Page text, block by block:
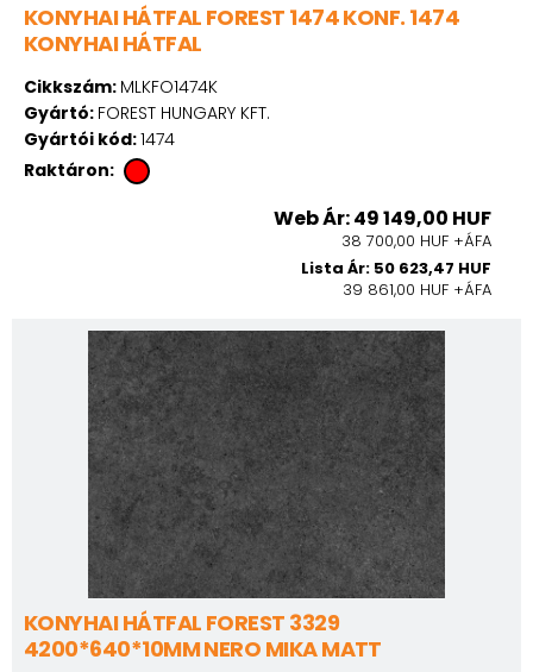
KONYHAI HÁTFAL FOREST 1474 KONF. 1474
KONYHAI HÁTFAL
Cikkszám: MLKFO1474K
Gyártó: FOREST HUNGARY KFT.
Gyártói kód:1474
Raktáron:
Web Ár: 49 149,00 HUF
38 700,00 HUF +ÁFA
Lista Ár: 50 623,47 HUF
39 861,00 HUF +ÁFA
KONYHAI HÁTFAL FOREST 3329
4200*640*10MM NERO MIKA MATT